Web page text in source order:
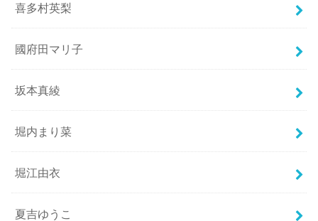
喜多村英梨
國府田マリ子
坂本真綾
堀内まり菜
堀江由衣
夏吉ゆうこ